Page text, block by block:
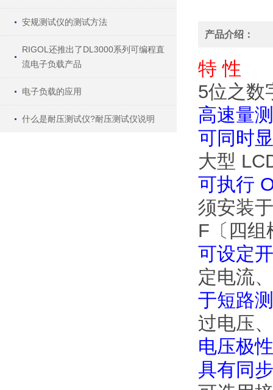
安规测试仪的测试方法
RIGOL还推出了DL3000系列可编程直
流电子负载产品
电子负载的应用
什么是耐压测试仪?耐压测试仪说明
产品介绍：
特 性
5位之数
高速量
可同时
大型
可执行
须安装
F〔四组
可设定
定电流
于短路
过电压
电压极
具有同